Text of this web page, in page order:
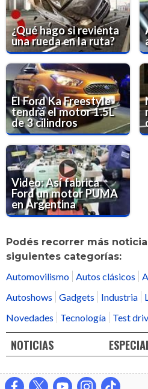
¿Qué hago si revienta
una rueda en la ruta?
El Ford Ka Freestyle
tendrá el motor 1.5L
de 3 cilindros
Video: Así fabrica
Ford un motor PUMA
en Argentina
Podés recorrer más
siguientes categorías:
Automovilismo Autos clásicos
Autoshows
Gadgets Industria
Novedades
Tecnología Test
NOTICIAS